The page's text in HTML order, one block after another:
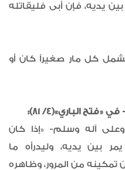
يديه، فإن أبى فليقاتله
يشمل كل مار صغيراً كان أو
الباري»(4/ 81):
آله وسلم- «إذا كان
بين يديه، وليدرأه ما
تمكينه من المرور، وظاهره